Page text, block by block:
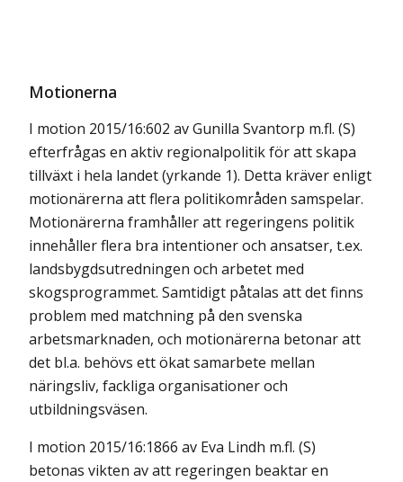
Motionerna
I motion 2015/16:602 av Gunilla Svantorp m.fl. (S)
efterfrågas en aktiv regionalpolitik för att skapa
tillväxt i hela landet (yrkande 1). Detta kräver enligt
motionärerna att flera politikområden samspelar.
Motionärerna fram­håller att regeringens politik
innehåller flera bra intentioner och ansatser, t.ex.
landsbygdsutredningen och arbetet med
skogsprogrammet. Samtidigt påtalas att det finns
problem med matchning på den svenska
arbetsmarknaden, och motionärerna betonar att
det bl.a. behövs ett ökat samarbete mellan
näringsliv, fackliga organisationer och
utbildningsväsen.
I motion 2015/16:1866 av Eva Lindh m.fl. (S)
betonas vikten av att regeringen beaktar en